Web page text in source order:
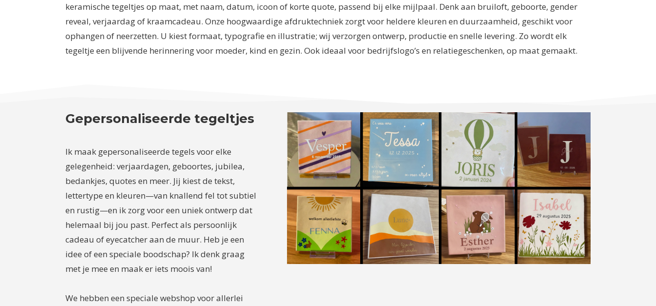
keramische tegeltjes op maat, met naam, datum, icoon of korte quote, passend bij elke mijlpaal. Denk aan bruiloft, geboorte, gender
reveal, verjaardag of kraamcadeau. Onze hoogwaardige afdruktechniek zorgt voor heldere kleuren en duurzaamheid, geschikt voor
ophangen of neerzetten. U kiest formaat, typografie en illustratie; wij verzorgen ontwerp, productie en snelle levering. Zo wordt elk
tegeltje een blijvende herinnering voor moeder, kind en gezin. Ook ideaal voor bedrijfslogo’s en relatiegeschenken, op maat gemaakt.
Gepersonaliseerde tegeltjes
Ik maak gepersonaliseerde tegels voor elke
gelegenheid: verjaardagen, geboortes, jubilea,
bedankjes, quotes en meer. Jij kiest de tekst,
lettertype en kleuren—van knallend fel tot subtiel
en rustig—en ik zorg voor een uniek ontwerp dat
helemaal bij jou past. Perfect als persoonlijk
cadeau of eyecatcher aan de muur. Heb je een
idee of een speciale boodschap? Ik denk graag
met je mee en maak er iets moois van!
We hebben een speciale webshop voor allerlei